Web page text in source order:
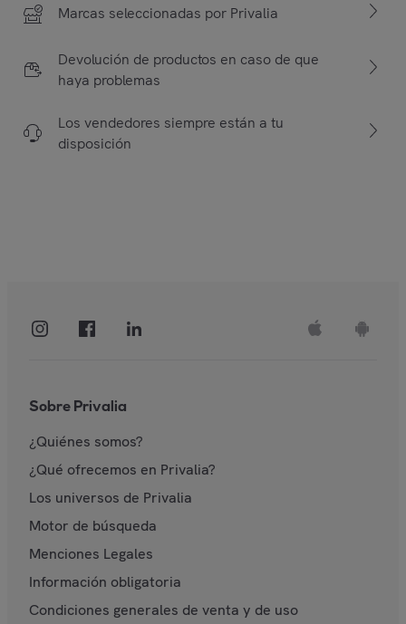
Marcas seleccionadas por Privalia
Devolución de productos en caso de que
haya problemas
Los vendedores siempre están a tu
disposición
Sobre Privalia
¿Quiénes somos?
¿Qué ofrecemos en Privalia?
Los universos de Privalia
Motor de búsqueda
Menciones Legales
Información obligatoria
Condiciones generales de venta y de uso